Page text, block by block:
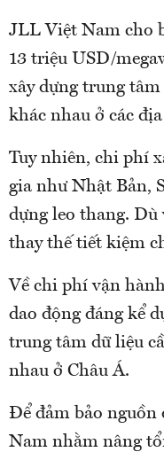
JLL Việt Nam cho
13 triệu USD/
xây dựng trung
khác nhau ở các
Tuy nhiên, chi phí
gia như Nhật Bản,
dựng leo thang. Dù
thay thế tiết kiệm
Về chi phí vận
dao động đáng kể
trung tâm dữ liệu
nhau ở Châu Á.
Để đảm bảo nguồn
Nam nhằm nâng